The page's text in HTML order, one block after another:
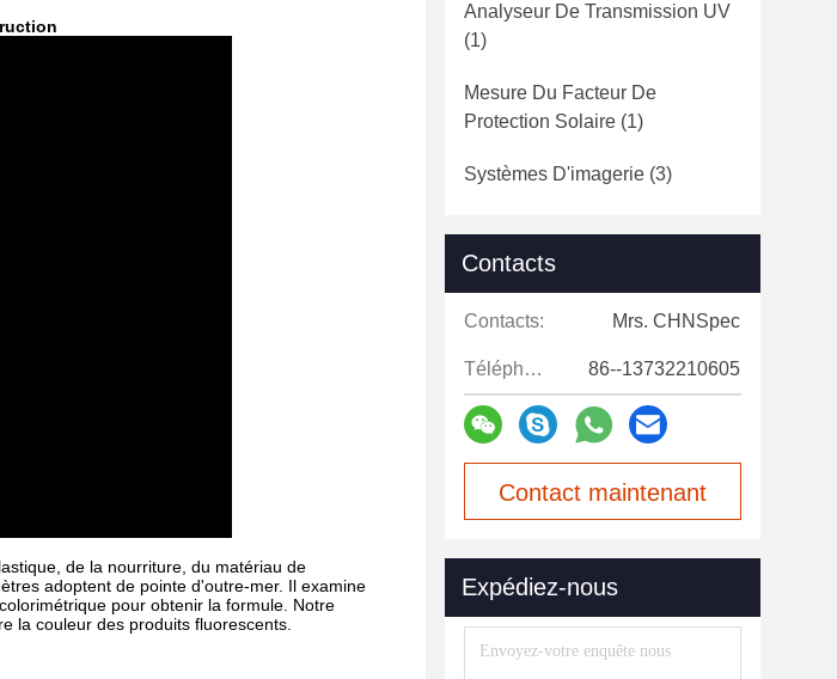
de la nourriture, du matériau de
adoptent de pointe d'outre-mer. Il examine
pour obtenir la formule. Notre
la couleur des produits fluorescents.
Analyseur De Transmission UV
(1)
Mesure Du Facteur De
Protection Solaire (1)
Systèmes D'imagerie (3)
Contacts
Contacts: Mrs. CHNSpec
Téléphone: 86--13732210605
Contact maintenant
Expédiez-nous